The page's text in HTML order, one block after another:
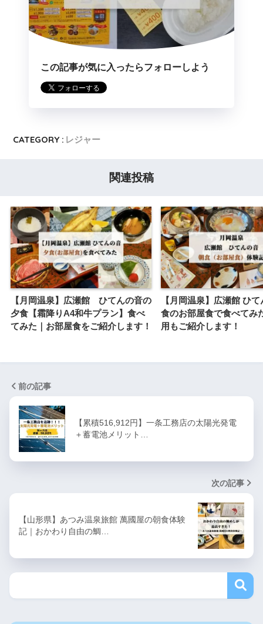
この記事が気に入ったらフォローしよう
CATEGORY : レジャー
関連投稿
【月岡温泉】広瀬館 ひてんの音の
夕食【霜降りA4和牛プラン】食べ
てみた｜お部屋食をご紹介します！
【月岡温泉】広瀬館 ひ
食のお部屋食で食べてみ
用もご紹介します！
前の記事
【累積516,912円】一条工務店の太陽光発電
＋蓄電池メリット…
次の記事
【山形県】あつみ温泉旅館 萬國屋の朝食体験
記｜おかわり自由の鯛…